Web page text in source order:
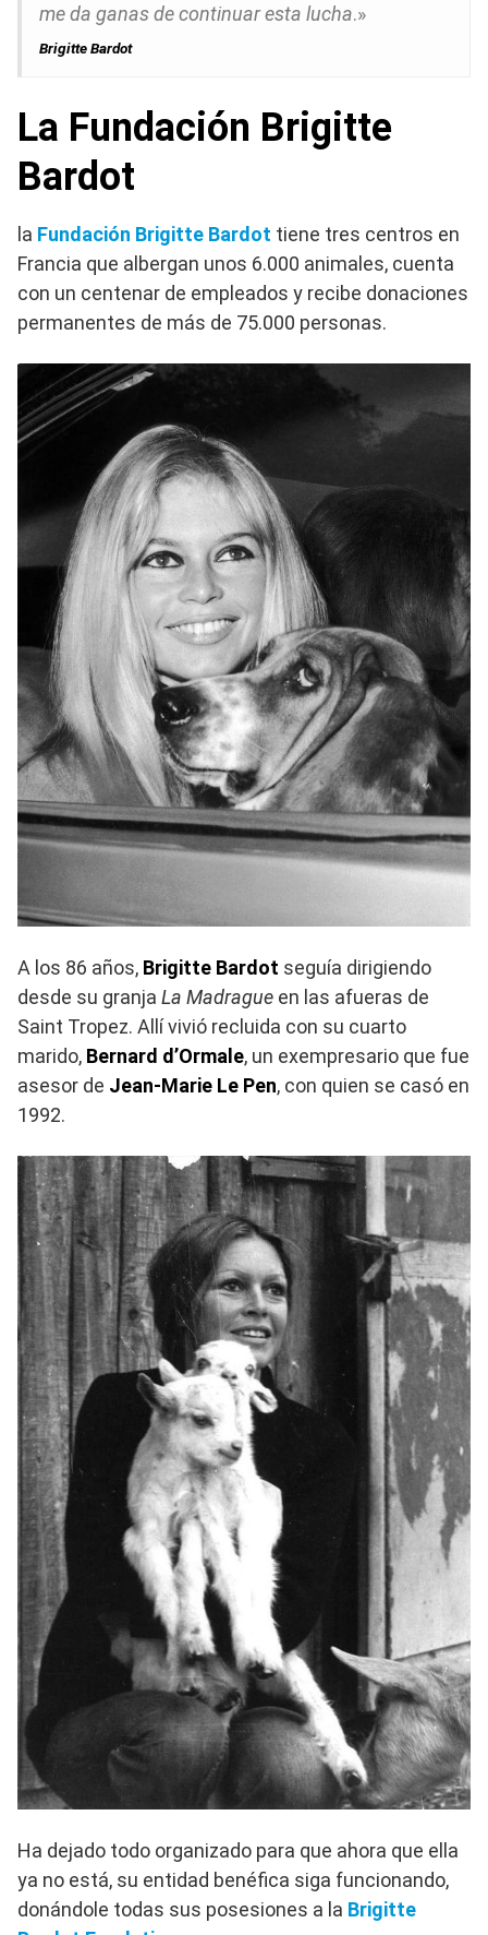
me da ganas de continuar esta lucha.»
Brigitte Bardot
La Fundación Brigitte
Bardot
la Fundación Brigitte Bardot tiene tres centros en
Francia que albergan unos 6.000 animales, cuenta
con un centenar de empleados y recibe donaciones
permanentes de más de 75.000 personas.
A los 86 años, Brigitte Bardot seguía dirigiendo
desde su granja La Madrague en las afueras de
Saint Tropez. Allí vivió recluida con su cuarto
marido, Bernard d’Ormale, un exempresario que fue
asesor de Jean-Marie Le Pen, con quien se casó en
1992.
Ha dejado todo organizado para que ahora que ella
ya no está, su entidad benéfica siga funcionando,
donándole todas sus posesiones a la Brigitte